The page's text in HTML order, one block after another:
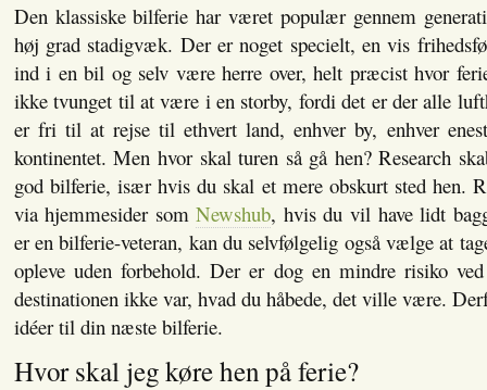
Den klassiske bilferie har været populær gennem
høj grad stadigvæk. Der er noget specielt, en vis
ind i en bil og selv være herre over, helt præcist hvor
ikke tvunget til at være i en storby, fordi det er der alle
er fri til at rejse til ethvert land, enhver by, enhver
kontinentet. Men hvor skal turen så gå hen? Research
god bilferie, især hvis du skal et mere obskurt sted hen.
via hjemmesider somNewshub, hvis du vil have lidt
er en bilferie-veteran, kan du selvfølgelig også vælge at
opleve uden forbehold. Der er dog en mindre risiko
destinationen ikke var, hvad du håbede, det ville være.
idéer til din næste bilferie.
Hvor skal jeg køre hen på ferie?